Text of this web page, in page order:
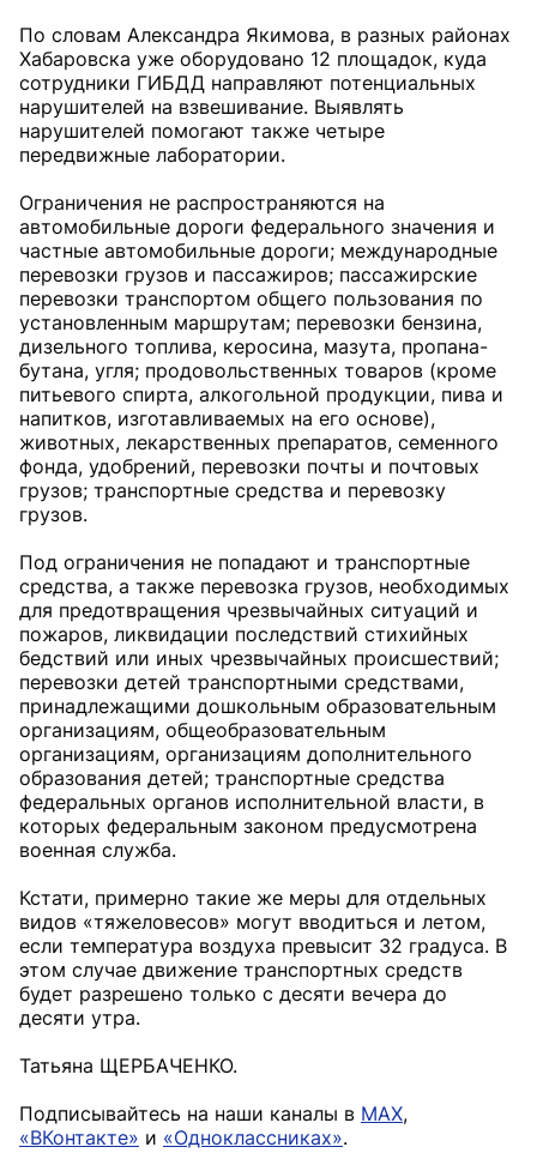
По словам Александра Якимова, в разных районах
Хабаровска уже оборудовано 12 площадок, куда
сотрудники ГИБДД направляют потенциальных
нарушителей на взвешивание. Выявлять
нарушителей помогают также четыре
передвижные лаборатории.
Ограничения не распространяются на
автомобильные дороги федерального значения и
частные автомобильные дороги; международные
перевозки грузов и пассажиров; пассажирские
перевозки транспортом общего пользования по
установленным маршрутам; перевозки бензина,
дизельного топлива, керосина, мазута, пропана-
бутана, угля; продовольственных товаров (кроме
питьевого спирта, алкогольной продукции, пива и
напитков, изготавливаемых на его основе),
животных, лекарственных препаратов, семенного
фонда, удобрений, перевозки почты и почтовых
грузов; транспортные средства и перевозку
грузов.
Под ограничения не попадают и транспортные
средства, а также перевозка грузов, необходимых
для предотвращения чрезвычайных ситуаций и
пожаров, ликвидации последствий стихийных
бедствий или иных чрезвычайных происшествий;
перевозки детей транспортными средствами,
принадлежащими дошкольным образовательным
организациям, общеобразовательным
организациям, организациям дополнительного
образования детей; транспортные средства
федеральных органов исполнительной власти, в
которых федеральным законом предусмотрена
военная служба.
Кстати, примерно такие же меры для отдельных
видов «тяжеловесов» могут вводиться и летом,
если температура воздуха превысит 32 градуса. В
этом случае движение транспортных средств
будет разрешено только с десяти вечера до
десяти утра.
Татьяна ЩЕРБАЧЕНКО.
Подписывайтесь на наши каналы в MAX,
«ВКонтакте» и «Одноклассниках».